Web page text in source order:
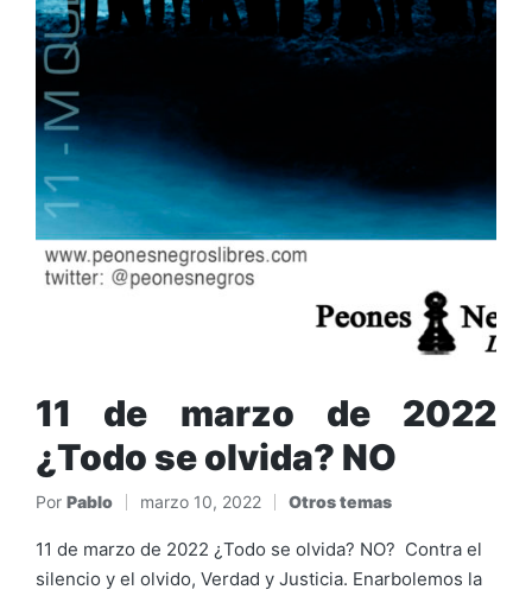
11 de marzo de 2022
¿Todo se olvida? NO
Publicado
por
Por Pablo marzo 10, 2022
Publicado
en
Otros temas
11 de marzo de 2022 ¿Todo se olvida? NO? Contra el
silencio y el olvido, Verdad y Justicia. Enarbolemos la